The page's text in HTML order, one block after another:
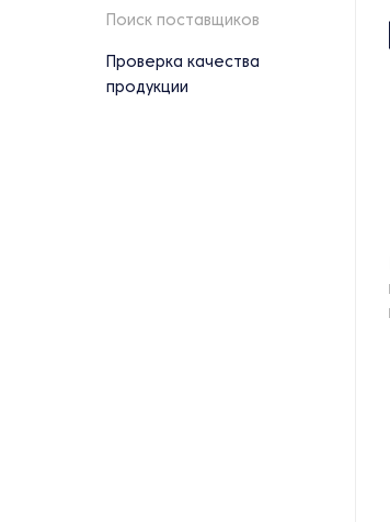
Поиск поставщиков
Проверка качества
продукции